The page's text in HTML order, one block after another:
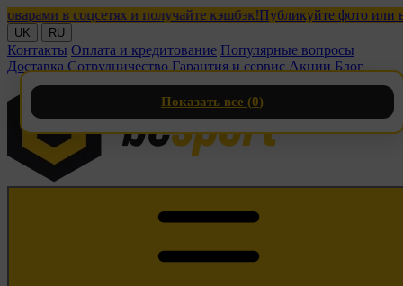
в соцсетях и получайте кэшбэк!Публикуйте фото или
UK RU
Контакты Оплата и кредитование Популярные вопросы
Доставка Сотрудничество Гарантия и сервис Акции Блог
Показать все (0)